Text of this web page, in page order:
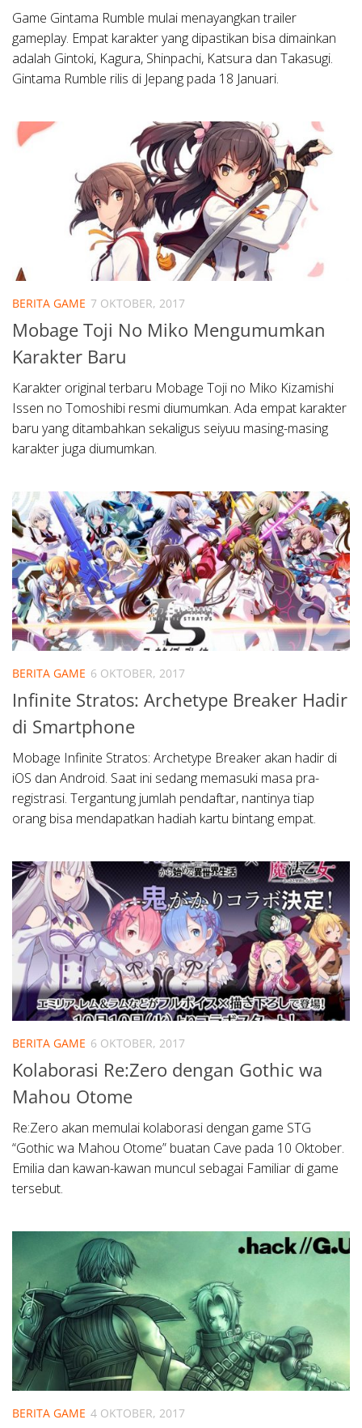
Game Gintama Rumble mulai menayangkan trailer
gameplay. Empat karakter yang dipastikan bisa dimainkan
adalah Gintoki, Kagura, Shinpachi, Katsura dan Takasugi.
Gintama Rumble rilis di Jepang pada 18 Januari.
BERITA GAME 7 OKTOBER, 2017
Mobage Toji No Miko Mengumumkan
Karakter Baru
Karakter original terbaru Mobage Toji no Miko Kizamishi
Issen no Tomoshibi resmi diumumkan. Ada empat karakter
baru yang ditambahkan sekaligus seiyuu masing-masing
karakter juga diumumkan.
BERITA GAME 6 OKTOBER, 2017
Infinite Stratos: Archetype Breaker Hadir
di Smartphone
Mobage Infinite Stratos: Archetype Breaker akan hadir di
iOS dan Android. Saat ini sedang memasuki masa pra-
registrasi. Tergantung jumlah pendaftar, nantinya tiap
orang bisa mendapatkan hadiah kartu bintang empat.
BERITA GAME 6 OKTOBER, 2017
Kolaborasi Re:Zero dengan Gothic wa
Mahou Otome
Re:Zero akan memulai kolaborasi dengan game STG
“Gothic wa Mahou Otome” buatan Cave pada 10 Oktober.
Emilia dan kawan-kawan muncul sebagai Familiar di game
tersebut.
BERITA GAME 4 OKTOBER, 2017